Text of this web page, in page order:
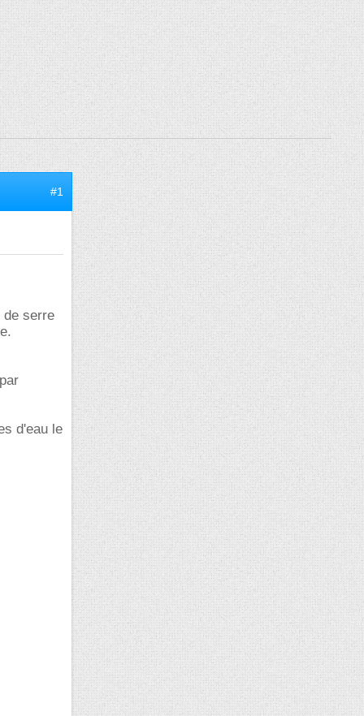
#1
de serre
d'eau le